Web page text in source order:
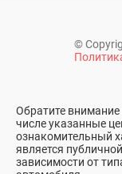
©
Обратите внимание
числе указанные
ознакомительный
является
зависимости от